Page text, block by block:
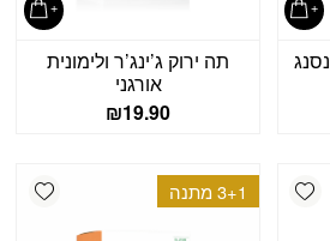
תה ירוק ג’ינג’ר ולימונית
אורגני
₪19.90
Add wishlist
3+1 מתנה